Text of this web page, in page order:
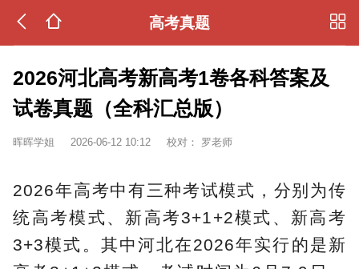
高考真题
2026河北高考新高考1卷各科答案及
试卷真题（全科汇总版）
晖晖学姐 2026-06-12 10:12 校对： 罗老师
2026年高考中有三种考试模式，分别为传
统高考模式、新高考3+1+2模式、新高考
3+3模式。其中河北在2026年实行的是新